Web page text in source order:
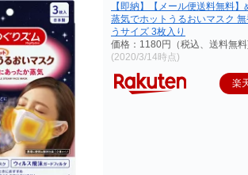
【即納】【メール便送料無料
蒸気でホットうるおいマスク
うサイズ 3枚入り
価格：1180円（税込、送料無
(2020/3/14時点)
楽